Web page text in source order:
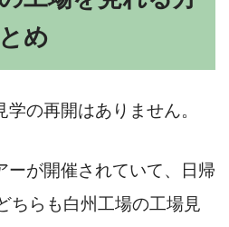
め
学の再開はありません。
ーが開催されていて、日帰
ちらも白州工場の工場見